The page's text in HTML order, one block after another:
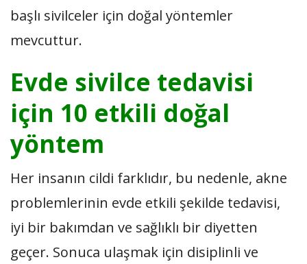
başlı sivilceler için doğal yöntemler
mevcuttur.
Evde sivilce tedavisi
için 10 etkili doğal
yöntem
Her insanın cildi farklıdır, bu nedenle, akne
problemlerinin evde etkili şekilde tedavisi,
iyi bir bakımdan ve sağlıklı bir diyetten
geçer. Sonuca ulaşmak için disiplinli ve